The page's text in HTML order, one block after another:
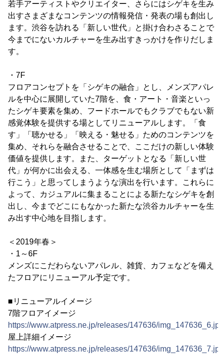
若手アーティストやクリエイター、さらにはシゲキを生み
出すさまざまなコンテンツの情報発信・発表の場も創出し
ます。渋谷を訪れる「新しい世代」と掛け合わさることで
今までにないカルチャーを生み出すきっかけを作りだしま
す。
・7F
フロアコンセプトを「シゲキの融合」とし、メンズアパレ
ルを中心に展開していた7階を、食・アート・音楽といっ
たシゲキ要素を集め、フードホールでもクラブでもない新
感覚体験を提供する場としてリニューアルします。「食
す」「聴かせる」「映える・魅せる」ためのコンテンツを
集め、それらを融合させることで、ここだけの新しい体験
価値を提供します。また、ターゲットとなる「新しい世
代」が何かに出会える、一体感を生む場所として「まずは
行こう」と思ってしまうような演出を行います。これらに
よって、カジュアルに集まることによる新たなシゲキを創
出し、今までどこにもなかった新たな渋谷カルチャーを生
み出す中心地を目指します。
＜2019年春＞
・1～6F
メンズにこだわらないアパレル、雑貨、カフェなどを備え
たフロアにリニューアル予定です。
■リニューアルイメージ
7階フロアイメージ
https://www.atpress.ne.jp/releases/147636/
屋上詳細イメージ
https://www.atpress.ne.jp/releases/147636/